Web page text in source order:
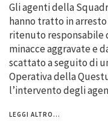
Gli agenti della
hanno tratto in
ritenuto
minacce aggravate e
scattato a seguito di
Operativa della
l’intervento degli
LEGGI ALTRO...